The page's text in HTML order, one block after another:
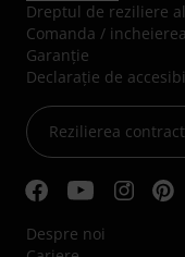
Dreptul de reziliere
Comanda /
Garanție
Declarație de
Rezilierea
Despre noi